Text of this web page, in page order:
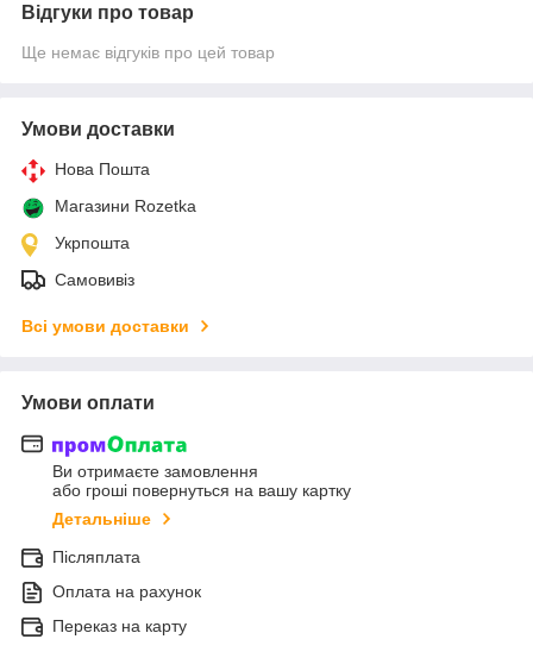
Відгуки про товар
Ще немає відгуків про цей товар
Умови доставки
Нова Пошта
Магазини Rozetka
Укрпошта
Самовивіз
Всі умови доставки
Умови оплати
Ви отримаєте замовлення
або гроші повернуться на вашу картку
Детальніше
Післяплата
Оплата на рахунок
Переказ на карту